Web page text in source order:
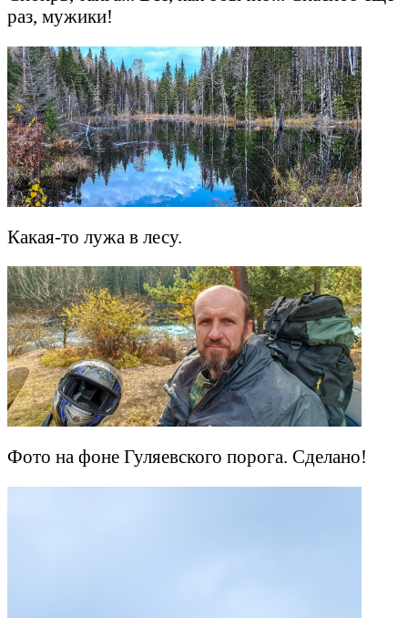
раз, мужики!
Какая-то лужа в лесу.
Фото на фоне Гуляевского порога. Сделано!